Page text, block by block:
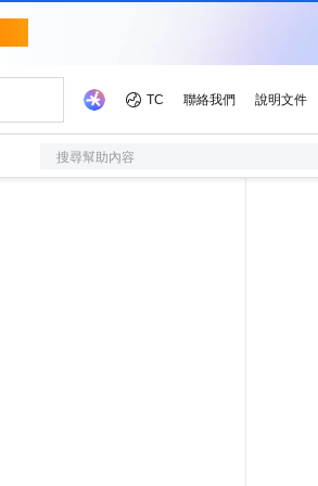
搜尋幫助內容